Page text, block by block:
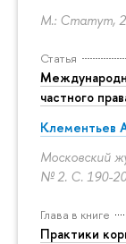
М.: Статут,
Статья
частного
Клементьев
Московский
№ 2. С. 190-
Глава в книге
Практики